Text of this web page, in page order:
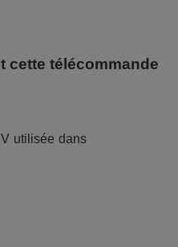
cette télécommande
utilisée dans